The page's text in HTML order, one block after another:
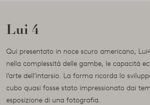
Lui 4
Qui presentato in noce scuro americano,
nella complessità delle gambe, le capacità
l’arte dell’intarsio. La forma ricorda lo
cubo quasi fosse stato impressionato dai
esposizione di una fotografia.